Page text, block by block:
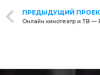
ПРЕДЫДУЩИЙ